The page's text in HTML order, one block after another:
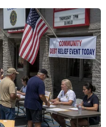
(TTXVN/Vietnam+)